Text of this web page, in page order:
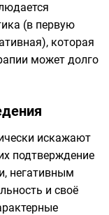
(в первую
которая
может долго
искажают
подтверждение
негативным
и своё